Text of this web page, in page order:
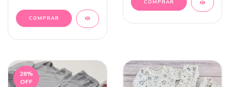
COMPRAR
COMPRAR
28%
OFF